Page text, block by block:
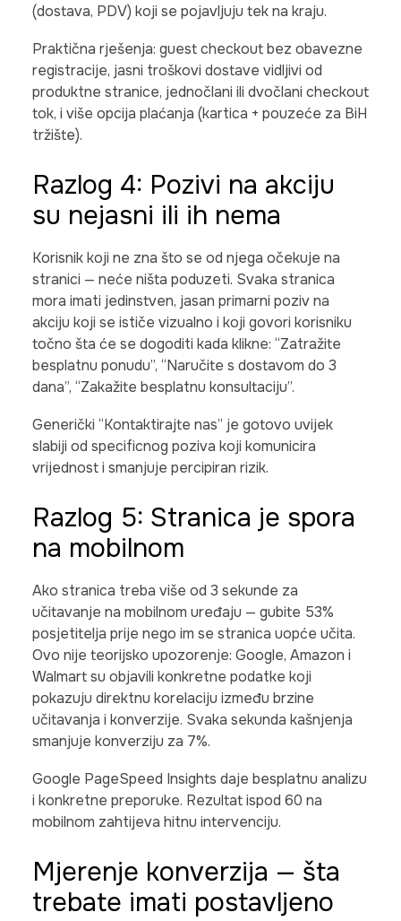
(dostava, PDV) koji se pojavljuju tek na kraju.
Praktična rješenja: guest checkout bez obavezne
registracije, jasni troškovi dostave vidljivi od
produktne stranice, jednočlani ili dvočlani checkout
tok, i više opcija plaćanja (kartica + pouzeće za BiH
tržište).
Razlog 4: Pozivi na akciju
su nejasni ili ih nema
Korisnik koji ne zna što se od njega očekuje na
stranici — neće ništa poduzeti. Svaka stranica
mora imati jedinstven, jasan primarni poziv na
akciju koji se ističe vizualno i koji govori korisniku
točno šta će se dogoditi kada klikne: “Zatražite
besplatnu ponudu”, “Naručite s dostavom do 3
dana”, “Zakažite besplatnu konsultaciju”.
Generički “Kontaktirajte nas” je gotovo uvijek
slabiji od specificnog poziva koji komunicira
vrijednost i smanjuje percipiran rizik.
Razlog 5: Stranica je spora
na mobilnom
Ako stranica treba više od 3 sekunde za
učitavanje na mobilnom uređaju — gubite 53%
posjetitelja prije nego im se stranica uopće učita.
Ovo nije teorijsko upozorenje: Google, Amazon i
Walmart su objavili konkretne podatke koji
pokazuju direktnu korelaciju između brzine
učitavanja i konverzije. Svaka sekunda kašnjenja
smanjuje konverziju za 7%.
Google PageSpeed Insights daje besplatnu analizu
i konkretne preporuke. Rezultat ispod 60 na
mobilnom zahtijeva hitnu intervenciju.
Mjerenje konverzija — šta
trebate imati postavljeno